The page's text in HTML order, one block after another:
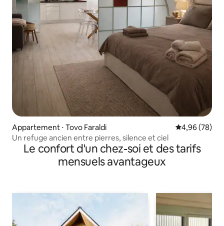
Appartement ⋅ Tovo Faraldi Évaluation
4,96 (78)
Un refuge ancien entre pierres, silence et ciel
Le confort d'un chez-soi et des tarifs
mensuels avantageux